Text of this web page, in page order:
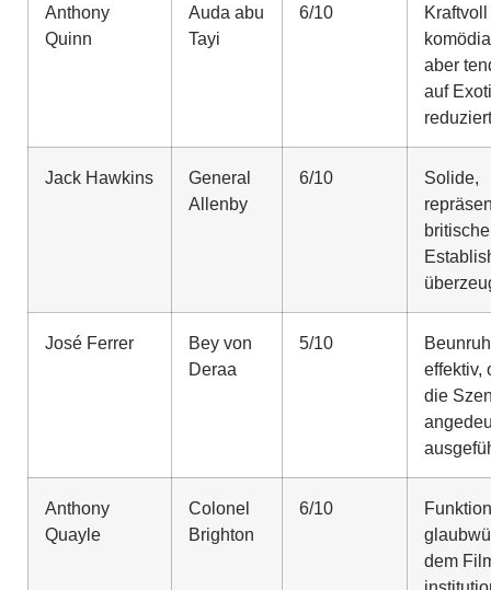
Anthony
Quinn
Auda abu
Tayi
6/10
aber
auf
reduziert
Jack Hawkins
General
Allenby
6/10
Solide,
britische
José Ferrer
Bey von
Deraa
5/10
effektiv,
die
Anthony
Quayle
Colonel
Brighton
6/10
dem